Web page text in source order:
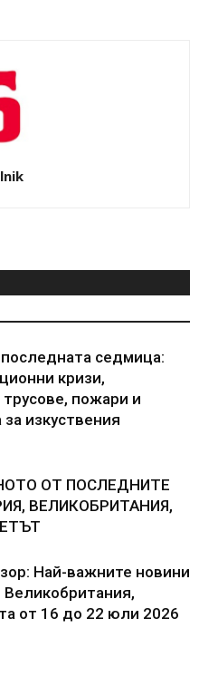
седмица:
кризи,
пожари и
изкуствения
ОТ ПОСЛЕДНИТЕ
ВЕЛИКОБРИТАНИЯ,
Най-важните новини
от 16 до 22 юли 2026